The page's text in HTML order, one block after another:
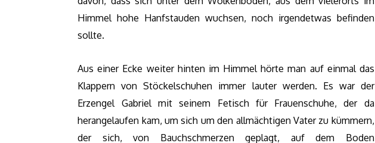
Himmel hohe Hanfstauden wuchsen, noch irgendetwas befinden
sollte.
Aus einer Ecke weiter hinten im Himmel hörte man auf einmal das
Klappern von Stöckelschuhen immer lauter werden. Es war der
Erzengel Gabriel mit seinem Fetisch für Frauenschuhe, der da
herangelaufen kam, um sich um den allmächtigen Vater zu kümmern,
der sich, von Bauchschmerzen geplagt, auf dem Boden